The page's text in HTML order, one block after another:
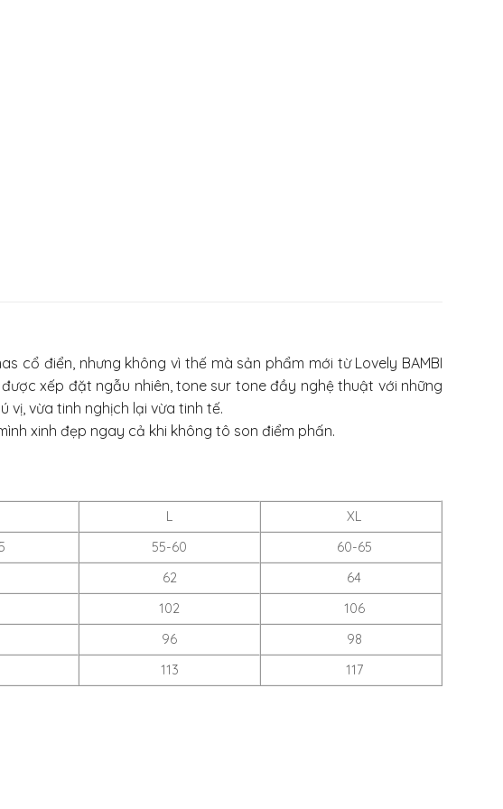
cổ điển, nhưng không vì thế mà sản phẩm mới từ Lovely BAMBI
xếp đặt ngẫu nhiên, tone sur tone đầy nghệ thuật với những
vừa tinh nghịch lại vừa tinh tế.
xinh đẹp ngay cả khi không tô son điểm phấn.
L
XL
55-60
60-65
62
64
102
106
96
98
113 117